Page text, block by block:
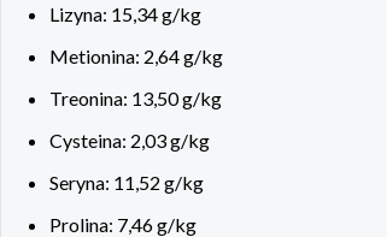
Lizyna: 15,34 g/kg
Metionina: 2,64 g/kg
Treonina: 13,50 g/kg
Cysteina: 2,03 g/kg
Seryna: 11,52 g/kg
Prolina: 7,46 g/kg